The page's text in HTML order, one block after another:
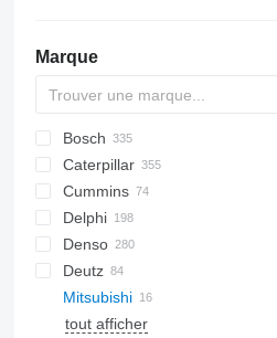
Marque
S series
Bosch
590
CX
SR
SV
Caterpillar
212
232
235
236
317
320
Cummins
C-series
Delphi
Denso
Deutz
BF
D-series
SD
ZX
806
410
524
D series
PC
D-series
M-series
A-series
LH
Mitsubishi
RH
R-series
EW
tout afficher